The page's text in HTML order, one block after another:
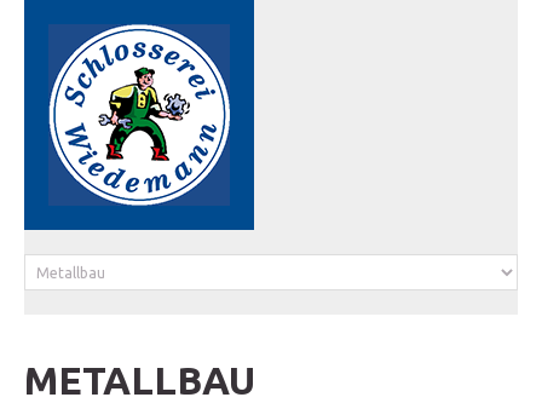
METALLBAU